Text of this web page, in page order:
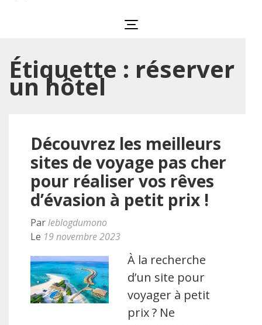
Étiquette : réserver
un hôtel
Découvrez les meilleurs
sites de voyage pas cher
pour réaliser vos rêves
d’évasion à petit prix !
Parleblogdumono
Le 19 novembre 2023
À la recherche
d’un site pour
voyager à petit
prix ? Ne